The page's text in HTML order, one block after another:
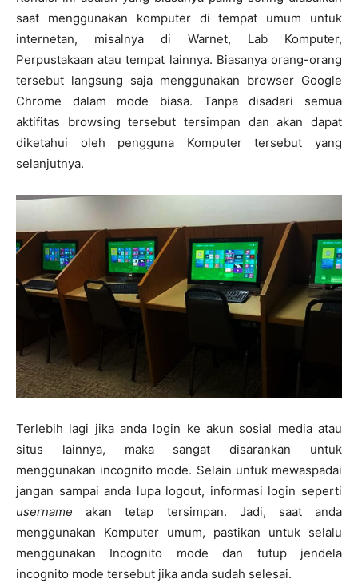
saat menggunakan komputer di tempat umum untuk
internetan, misalnya di Warnet, Lab Komputer,
Perpustakaan atau tempat lainnya. Biasanya orang-orang
tersebut langsung saja menggunakan browser Google
Chrome dalam mode biasa. Tanpa disadari semua
aktifitas browsing tersebut tersimpan dan akan dapat
diketahui oleh pengguna Komputer tersebut yang
selanjutnya.
Terlebih lagi jika anda login ke akun sosial media atau
situs lainnya, maka sangat disarankan untuk
menggunakan incognito mode. Selain untuk mewaspadai
jangan sampai anda lupa logout, informasi login seperti
username akan tetap tersimpan. Jadi, saat anda
menggunakan Komputer umum, pastikan untuk selalu
menggunakan Incognito mode dan tutup jendela
incognito mode tersebut jika anda sudah selesai.